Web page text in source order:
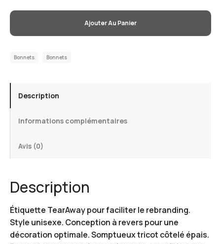
Ajouter Au Panier
Bonnets Bonnets
Description
Informations complémentaires
Avis (0)
Description
Étiquette TearAway pour faciliter le rebranding.
Style unisexe. Conception à revers pour une
décoration optimale. Somptueux tricot côtelé épais.